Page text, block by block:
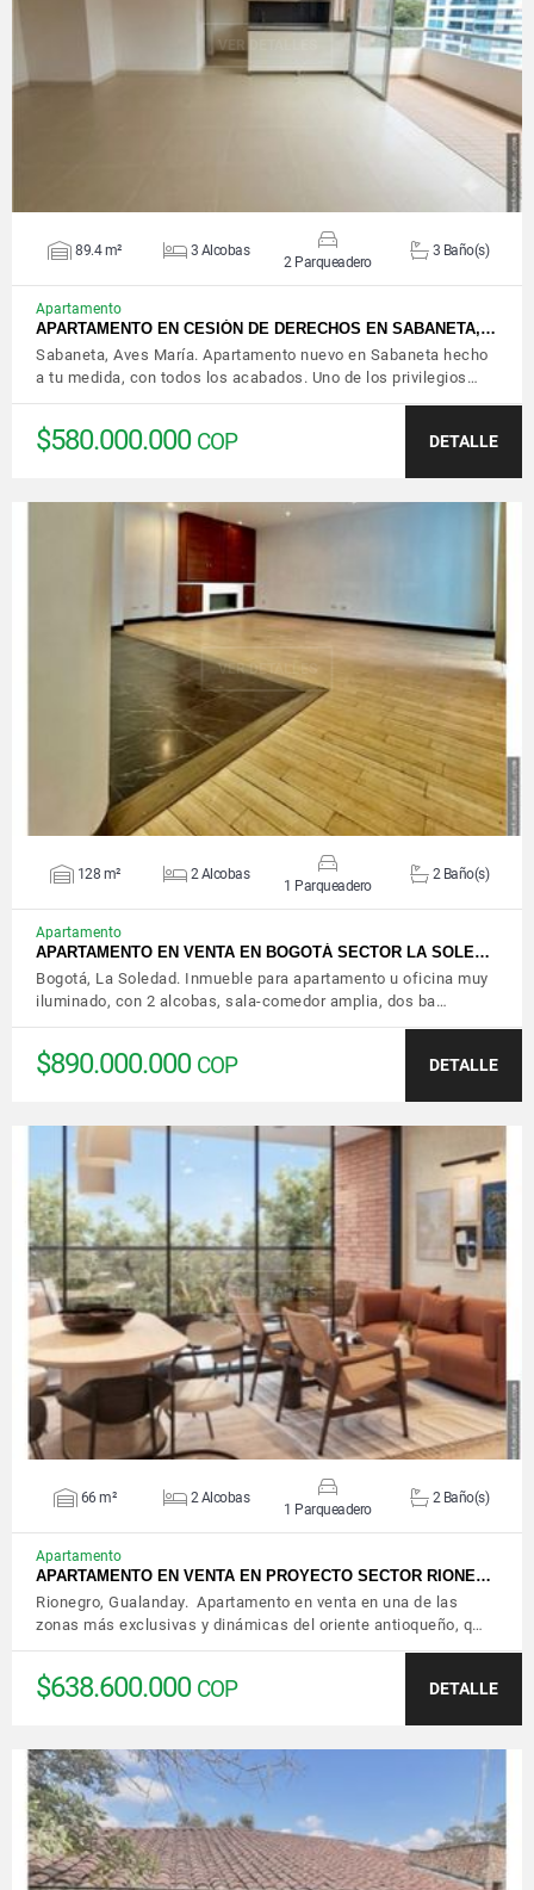
VER DETALLES
89.4 m² 3 Alcobas
2 Parqueadero
3 Baño(s)
Apartamento
APARTAMENTO EN CESIÓN DE DERECHOS EN SABANETA,…
Sabaneta, Aves María. Apartamento nuevo en Sabaneta hecho
a tu medida, con todos los acabados. Uno de los privilegios…
$580.000.000 COP DETALLE
VER DETALLES
128 m² 2 Alcobas
1 Parqueadero
2 Baño(s)
Apartamento
APARTAMENTO EN VENTA EN BOGOTÁ SECTOR LA SOLE…
Bogotá, La Soledad. Inmueble para apartamento u oficina muy
iluminado, con 2 alcobas, sala-comedor amplia, dos ba…
$890.000.000 COP DETALLE
VER DETALLES
66 m² 2 Alcobas
1 Parqueadero
2 Baño(s)
Apartamento
APARTAMENTO EN VENTA EN PROYECTO SECTOR RIONE…
Rionegro, Gualanday. Apartamento en venta en una de las
zonas más exclusivas y dinámicas del oriente antioqueño, q…
$638.600.000 COP DETALLE